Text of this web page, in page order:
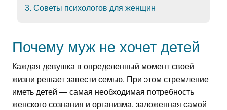
3. Советы психологов для женщин
Почему муж не хочет детей
Каждая девушка в определенный момент своей
жизни решает завести семью. При этом стремление
иметь детей — самая необходимая потребность
женского сознания и организма, заложенная самой